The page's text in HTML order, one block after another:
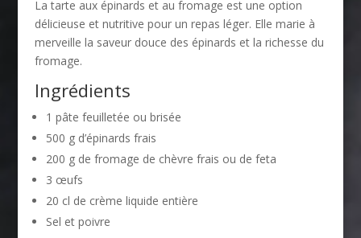
La tarte aux épinards et au fromage est une option
délicieuse et nutritive pour un repas léger. Elle marie à
merveille la saveur douce des épinards et la richesse du
fromage.
Ingrédients
1 pâte feuilletée ou brisée
500 g d’épinards frais
200 g de fromage de chèvre frais ou de feta
3 œufs
20 cl de crème liquide entière
Sel et poivre